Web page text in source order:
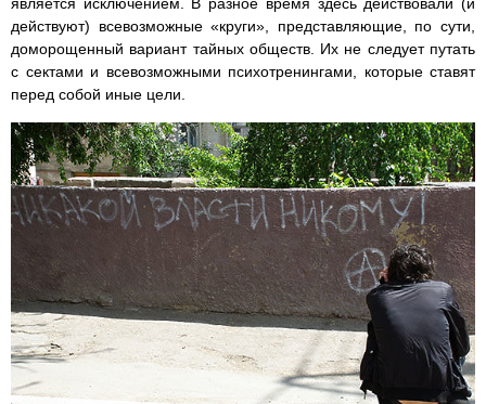
действуют) всевозможные «круги», представляющие, по сути,
доморощенный вариант тайных обществ. Их не следует путать
с сектами и всевозможными психотренингами, которые ставят
перед собой иные цели.